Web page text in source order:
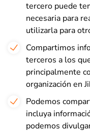
tercero puede
necesaria para
utilizarla para
Compartimos
terceros a los
principalmente
organización en
Podemos
incluya
podemos